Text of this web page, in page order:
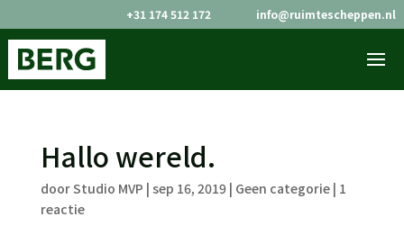
+31 174 512 172 info@ruimtescheppen.nl
Hallo wereld.
doorStudio MVP | sep 16, 2019| Geen categorie| 1
reactie